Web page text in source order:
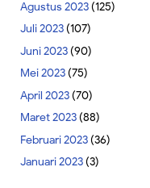
Agustus 2023(125)
Juli 2023(107)
Juni 2023(90)
Mei 2023(75)
April 2023(70)
Maret 2023(88)
Februari 2023(36)
Januari 2023(3)